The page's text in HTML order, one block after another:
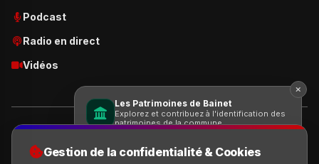
Podcast
Radio en direct
Vidéos
© 2026 Le Bainétien. Tous droits réservés | Site développé par:
Création
Les Patrimoines de Bainet
Explorez et contribuez à l'identification des
patrimoines de la commune.
Voir les patrimoines ajoutés
Gestion de la confidentialité & Cookies